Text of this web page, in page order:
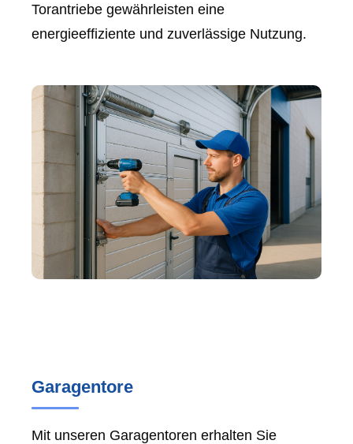
Torantriebe gewährleisten eine
energieeffiziente und zuverlässige Nutzung.
Garagentore
Mit unseren Garagentoren erhalten Sie